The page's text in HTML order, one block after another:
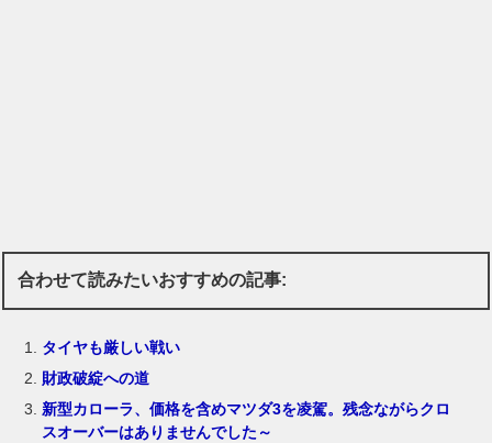
合わせて読みたいおすすめの記事:
タイヤも厳しい戦い
財政破綻への道
新型カローラ、価格を含めマツダ3を凌駕。残念ながらクロ
スオーバーはありませんでした～